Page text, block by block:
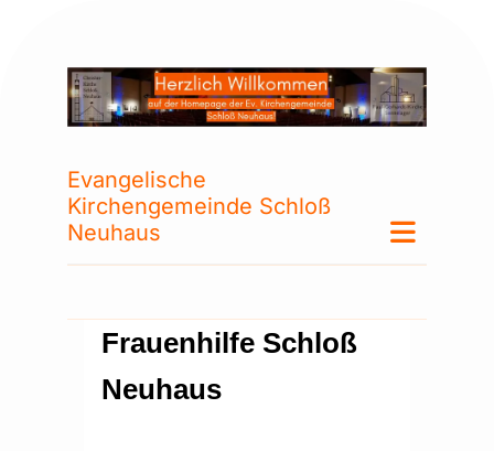
Evangelische
Kirchengemeinde Schloß
Neuhaus
Frauenhilfe Schloß
Neuhaus